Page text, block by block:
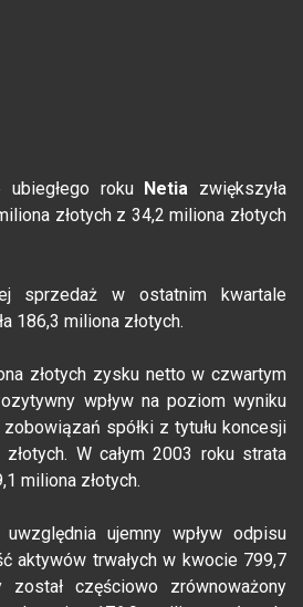
roku Netia zwiększyła
złotych z 34,2 miliona złotych
sprzedaż w ostatnim kwartale
186,3 miliona złotych.
złotych zysku netto w czwartym
wpływ na poziom wyniku
spółki z tytułu koncesji
W całym 2003 roku strata
miliona złotych.
ujemny wpływ odpisu
aktywów trwałych w kwocie 799,7
został częściowo zrównoważony